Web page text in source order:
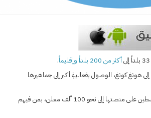
أكثر من 200 بلداً وإقليماً
.
كونغ، الوصول بفعاليةٍ أكبر إلى جماهيرها
وبالإضافة إلى ذلك، أعلنت تويتر أيضاً عن وصول عدد المعلنين النشطين على منصتها إلى نحو 100 ألف معلن، بمن فيهم